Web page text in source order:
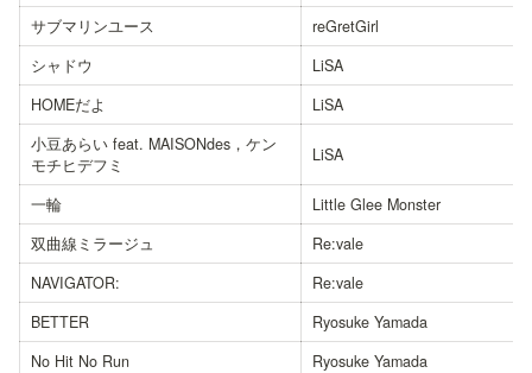
サブマリンユース
reGretGirl
シャドウ
LiSA
HOMEだよ
LiSA
小豆あらい feat. MAISONdes，ケン
モチヒデフミ
LiSA
一輪
Little Glee Monster
双曲線ミラージュ
Re:vale
NAVIGATOR:
Re:vale
BETTER
Ryosuke Yamada
No Hit No Run
Ryosuke Yamada